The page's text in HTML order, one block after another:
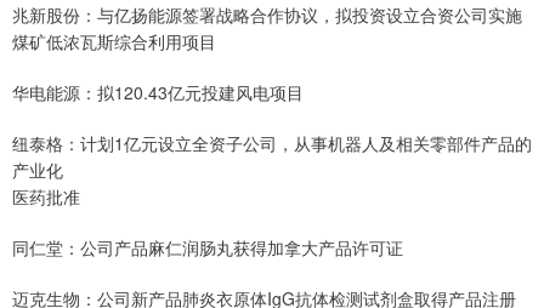
兆新股份：与亿扬能源签署战略合作协议，拟投资设立合资公司实施
煤矿低浓瓦斯综合利用项目
华电能源：拟120.43亿元投建风电项目
纽泰格：计划1亿元设立全资子公司，从事机器人及相关零部件产品的
产业化
医药批准
同仁堂：公司产品麻仁润肠丸获得加拿大产品许可证
迈克生物：公司新产品肺炎衣原体IgG抗体检测试剂盒取得产品注册